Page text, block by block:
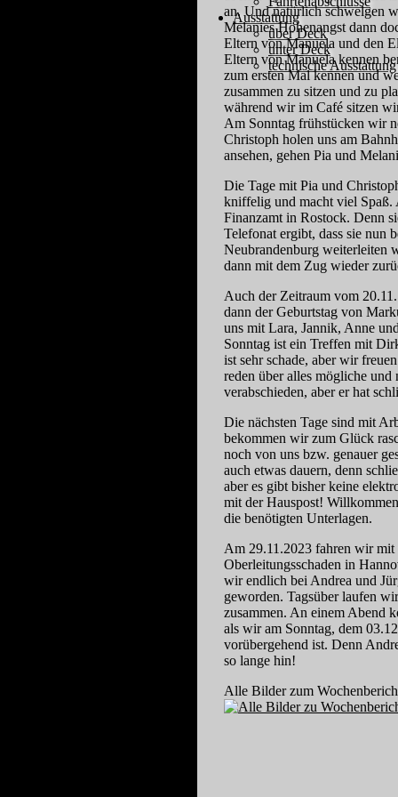
Ausstattung
über Deck
unter Deck
technische Ausstattung
an. Und natürlich schwelgen
Melanies Höhenangst dann
Eltern von Manuela und den
Eltern von Manuela kennen
zum ersten Mal kennen und
zusammen zu sitzen und zu
während wir im Café sitzen
Am Sonntag frühstücken wir
Christoph holen uns am
ansehen, gehen Pia und
Die Tage mit Pia und
kniffelig und macht viel Spaß.
Finanzamt in Rostock. Denn
Telefonat ergibt, dass sie nun
Neubrandenburg weiterleiten
dann mit dem Zug wieder
Auch der Zeitraum vom
dann der Geburtstag von
uns mit Lara, Jannik, Anne
Sonntag ist ein Treffen mit
ist sehr schade, aber wir
reden über alles mögliche
verabschieden, aber er hat
Die nächsten Tage sind mit
bekommen wir zum Glück
noch von uns bzw. genauer
auch etwas dauern, denn
aber es gibt bisher keine
mit der Hauspost!
die benötigten Unterlagen.
Am 29.11.2023 fahren wir
Oberleitungsschaden in
wir endlich bei Andrea und
geworden. Tagsüber laufen
zusammen. An einem Abend
als wir am Sonntag, dem
vorübergehend ist. Denn
so lange hin!
Alle Bilder zum